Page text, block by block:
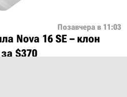
Позавчера в 11:03
Nova 16 SE – клон
$370